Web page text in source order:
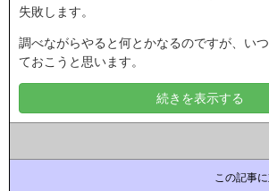
失敗します。
調べながらやると何とかなるのですが、い
ておこうと思います。
続きを表示する
この記事